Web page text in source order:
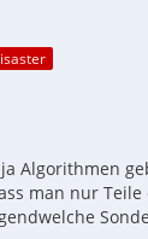
Algorithmen
man nur Teile